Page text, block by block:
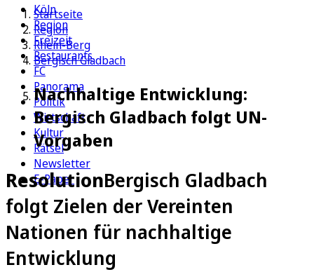
Köln
Region
Freizeit
Restaurants
FC
Panorama
Politik
Wirtschaft
Kultur
Rätsel
Newsletter
E-Paper
Startseite
Region
Rhein-Berg
Bergisch Gladbach
Nachhaltige Entwicklung:
Bergisch Gladbach folgt UN-
Vorgaben
ResolutionBergisch Gladbach
folgt Zielen der Vereinten
Nationen für nachhaltige
Entwicklung